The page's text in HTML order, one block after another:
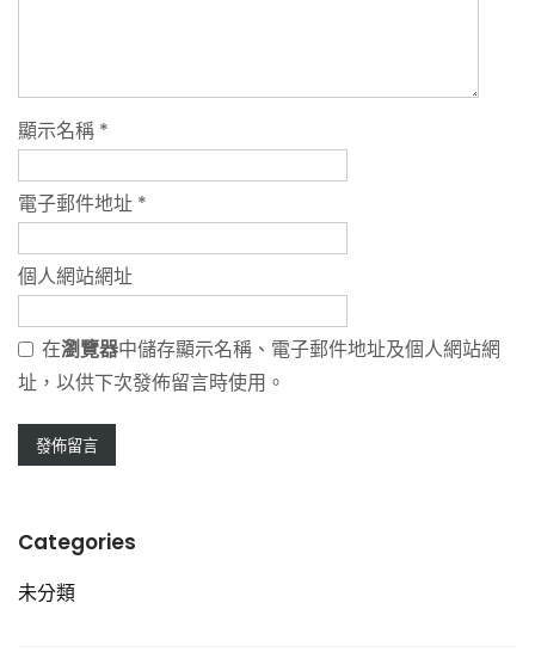
顯示名稱 *
電子郵件地址 *
個人網站網址
在瀏覽器中儲存顯示名稱、電子郵件地址及個人網站網
址，以供下次發佈留言時使用。
Categories
未分類